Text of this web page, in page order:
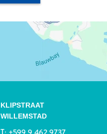
KLIPSTRAAT
WILLEMSTAD